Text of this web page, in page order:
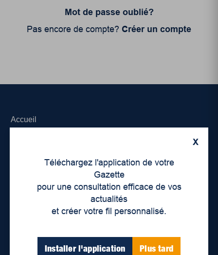
Mot de passe oublié?
Pas encore de compte? Créer un compte
X
Téléchargez l'application de votre
Gazette
pour une consultation efficace de vos
actualités
et créer votre fil personnalisé.
Installer l'application Plus tard
Accueil
Déontologie et confidentialité
Devenir partenaire
Lieux de distribution
Nous joindre